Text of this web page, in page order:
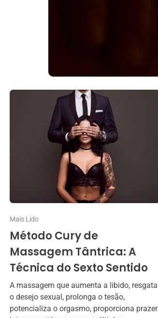
Mais Lido
Método Cury de
Massagem Tântrica: A
Técnica do Sexto Sentido
A massagem que aumenta a libido, resgata
o desejo sexual, prolonga o tesão,
potencializa o orgasmo, proporciona prazer